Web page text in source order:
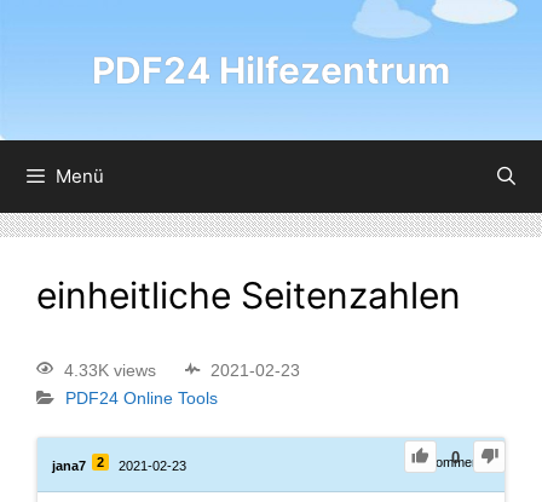
PDF24 Hilfezentrum
Menü
einheitliche Seitenzahlen
4.33K views
2021-02-23
PDF24 Online Tools
0
jana7 2 2021-02-23 0Comments